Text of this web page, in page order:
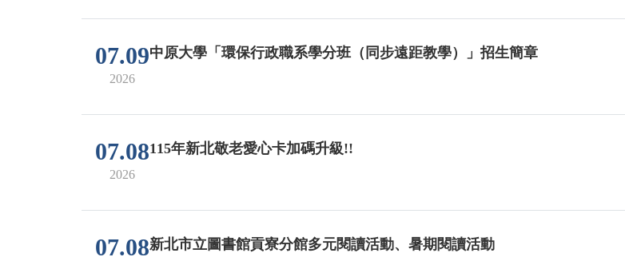
07.09
2026
中原大學「環保行政職系學分班（同步遠距教學）」招生簡章
07.08
2026
115年新北敬老愛心卡加碼升級!!
07.08新北市立圖書館貢寮分館多元閱讀活動、暑期閱讀活動